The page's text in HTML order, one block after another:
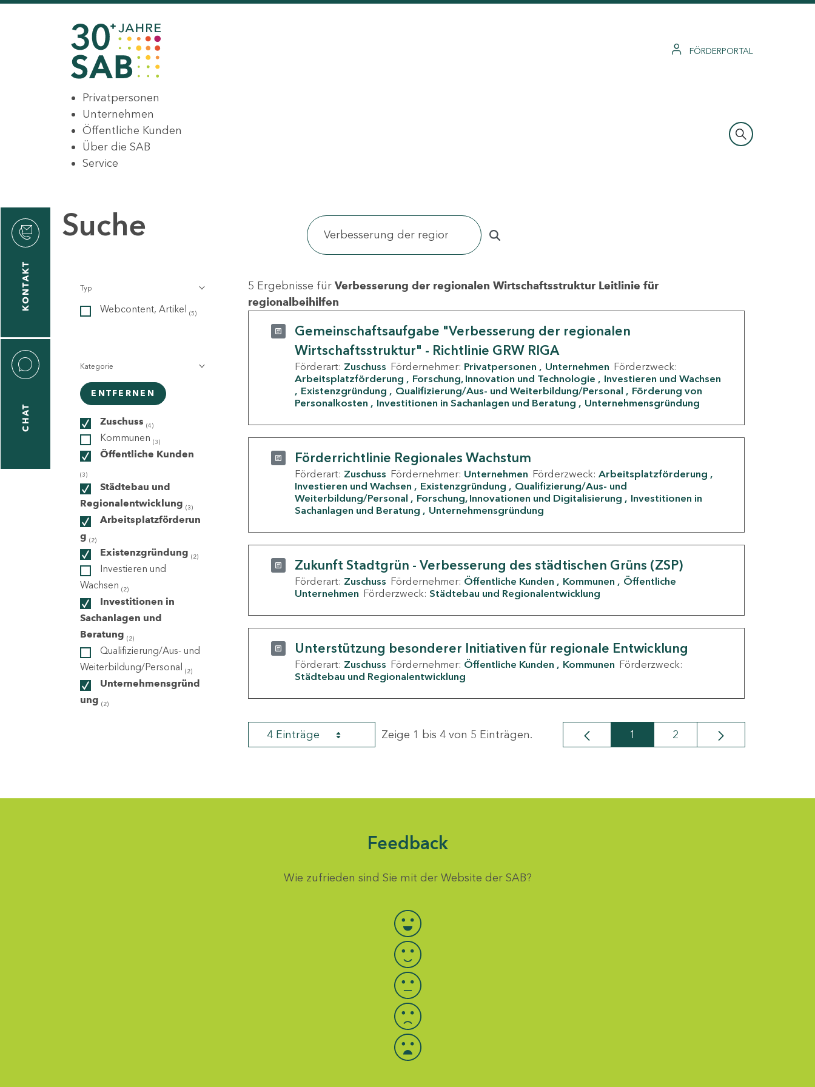
FÖRDERPORTAL
Privatpersonen
Unternehmen
Öffentliche Kunden
Über die SAB
Service
KONTAKT
CHAT
Suche
Typ
Webcontent, Artikel (5)
Kategorie
ENTFERNEN
Zuschuss (4)
Kommunen (3)
Öffentliche Kunden
(3)
Städtebau und
Regionalentwicklung (3)
Arbeitsplatzförderun
g (2)
Existenzgründung (2)
Investieren und
Wachsen (2)
Investitionen in
Sachanlagen und
Beratung (2)
Qualifizierung/Aus- und
Weiterbildung/Personal (2)
Unternehmensgründ
ung (2)
5 Ergebnisse für Verbesserung der regionalen Wirtschaftsstruktur Leitlinie für
regionalbeihilfen
Gemeinschaftsaufgabe "Verbesserung der regionalen
Wirtschaftsstruktur" - Richtlinie GRW RIGA
Förderart: Zuschuss Fördernehmer: Privatpersonen Unternehmen Förderzweck:
Arbeitsplatzförderung
Forschung, Innovation und Technologie
Investieren und Wachsen
Existenzgründung
Qualifizierung/Aus- und Weiterbildung/Personal
Förderung von
Personalkosten
Investitionen in Sachanlagen und Beratung Unternehmensgründung
Förderrichtlinie Regionales Wachstum
Förderart: Zuschuss Fördernehmer: Unternehmen Förderzweck: Arbeitsplatzförderung
Investieren und Wachsen
Existenzgründung
Qualifizierung/Aus- und
Weiterbildung/Personal
Forschung, Innovationen und Digitalisierung
Investitionen in
Sachanlagen und Beratung
Unternehmensgründung
Zukunft Stadtgrün - Verbesserung des städtischen Grüns (ZSP)
Förderart: Zuschuss Fördernehmer: Öffentliche Kunden Kommunen
Öffentliche
Unternehmen Förderzweck: Städtebau und Regionalentwicklung
Unterstützung besonderer Initiativen für regionale Entwicklung
Förderart: Zuschuss Fördernehmer: Öffentliche Kunden Kommunen Förderzweck:
Städtebau und Regionalentwicklung
4 Einträge Zeige 1 bis 4 von 5 Einträgen. Seite
1 Seite
2
Feedback
Wie zufrieden sind Sie mit der Website der SAB?
Bewertung auswählen